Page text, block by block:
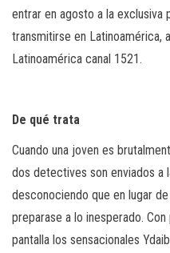
entrar en agosto a la exclusiva
transmitirse en Latinoamérica,
Latinoamérica canal 1521.
De qué trata
Cuando una joven es
dos detectives son enviados a
desconociendo que en lugar
preparase a lo inesperado.
pantalla los sensacionales